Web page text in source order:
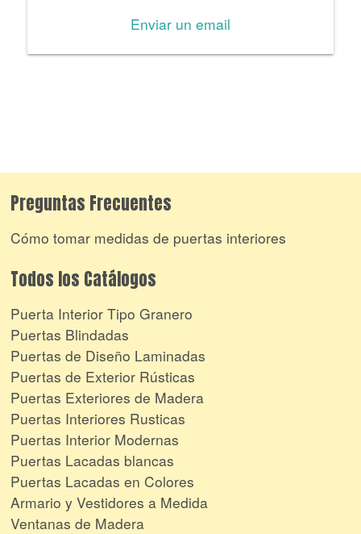
Enviar un email
Preguntas Frecuentes
Cómo tomar medidas de puertas interiores
Todos los Catálogos
Puerta Interior Tipo Granero
Puertas Blindadas
Puertas de Diseño Laminadas
Puertas de Exterior Rústicas
Puertas Exteriores de Madera
Puertas Interiores Rusticas
Puertas Interior Modernas
Puertas Lacadas blancas
Puertas Lacadas en Colores
Armario y Vestidores a Medida
Ventanas de Madera